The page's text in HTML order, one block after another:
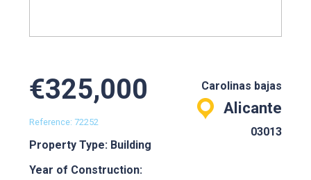
€325,000
Reference: 72252
Property Type: Building
Year of Construction:
Carolinas bajas
Alicante
03013